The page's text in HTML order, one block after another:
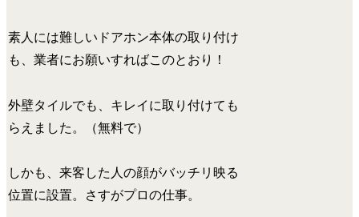
素人には難しいドアホン本体の取り付け
も、業者にお願いすればこのとおり！
外壁タイルでも、キレイに取り付けても
らえました。（無料で）
しかも、来客した人の顔がバッチリ映る
位置に設置。さすがプロの仕事。